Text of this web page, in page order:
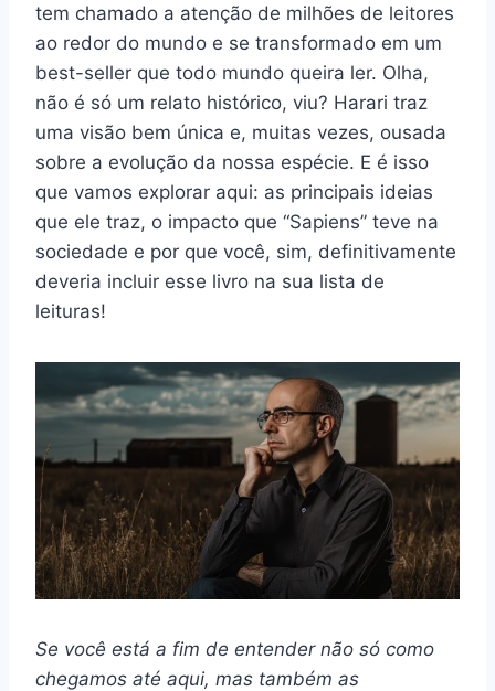
tem chamado a atenção de milhões de leitores
ao redor do mundo e se transformado em um
best-seller que todo mundo queira ler. Olha,
não é só um relato histórico, viu? Harari traz
uma visão bem única e, muitas vezes, ousada
sobre a evolução da nossa espécie. E é isso
que vamos explorar aqui: as principais ideias
que ele traz, o impacto que “Sapiens” teve na
sociedade e por que você, sim, definitivamente
deveria incluir esse livro na sua lista de
leituras!
Se você está a fim de entender não só como
chegamos até aqui, mas também as